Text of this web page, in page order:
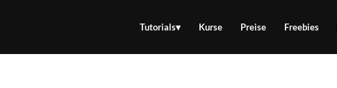
Tutorials Kurse Preise Freebies